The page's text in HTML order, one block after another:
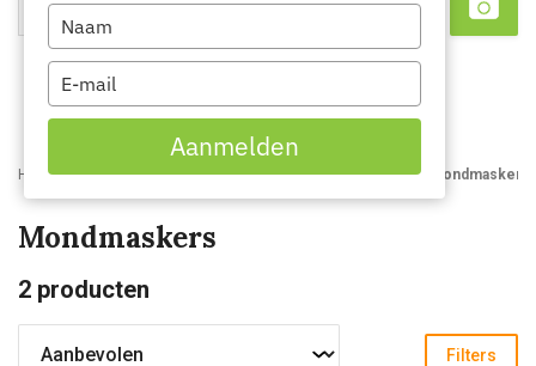
Search
Home Webshop Veiligheidsartikelen Adembescherming Mondmaskers
Mondmaskers
2 producten
Filters
Type
your
name
Type
your
email
Aanmelden